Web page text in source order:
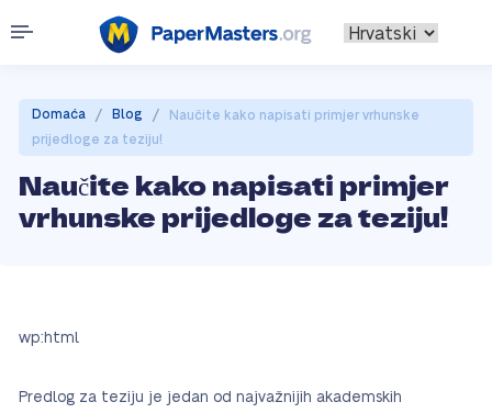
Domaća / Blog /
Naučite kako napisati primjer vrhunske
prijedloge za teziju!
Naučite kako napisati primjer
vrhunske prijedloge za teziju!
wp:html
Predlog za teziju je jedan od najvažnijih akademskih